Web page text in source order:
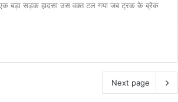
एक बड़ा सड़क हादसा उस वक़्त टल गया जब ट्रक के ब्रेक
Next page